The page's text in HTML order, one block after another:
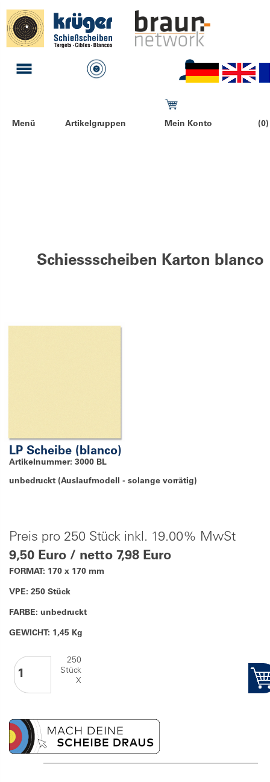
Menü Artikelgruppen Mein Konto
Schiessscheiben Karton blanco
LP Scheibe (blanco)
Artikelnummer: 3000 BL
unbedruckt (Auslaufmodell - solange vorrätig)
Preis pro 250 Stück inkl. 19.00% MwSt
9,50 Euro / netto 7,98 Euro
FORMAT: 170 x 170 mm
VPE: 250 Stück
FARBE: unbedruckt
GEWICHT: 1,45 Kg
250
Stück
X